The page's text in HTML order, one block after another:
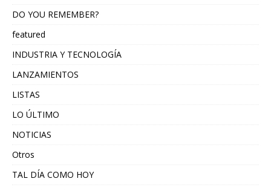
DO YOU REMEMBER?
featured
INDUSTRIA Y TECNOLOGÍA
LANZAMIENTOS
LISTAS
LO ÚLTIMO
NOTICIAS
Otros
TAL DÍA COMO HOY